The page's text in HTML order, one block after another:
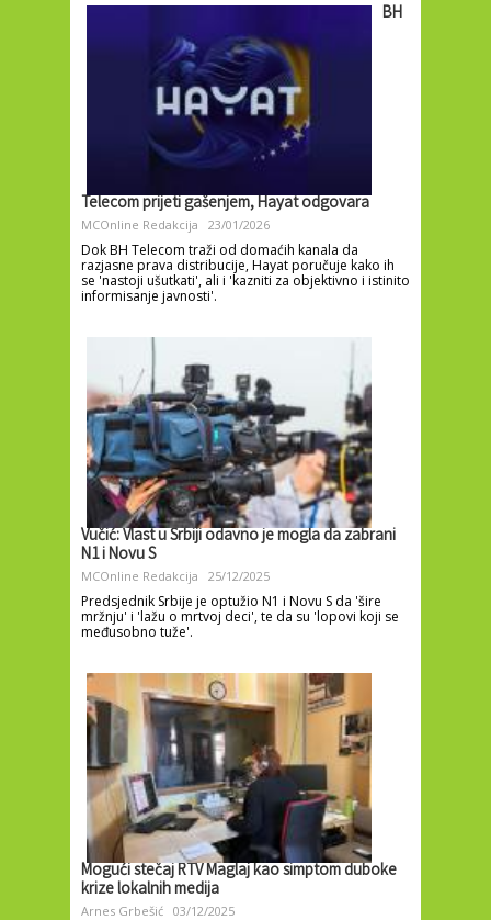
BH
Telecom prijeti gašenjem, Hayat odgovara
MCOnline Redakcija 23/01/2026
Dok BH Telecom traži od domaćih kanala da
razjasne prava distribucije, Hayat poručuje kako ih
se 'nastoji ušutkati', ali i 'kazniti za objektivno i istinito
informisanje javnosti'.
Vučić: Vlast u Srbiji odavno je mogla da zabrani
N1 i Novu S
MCOnline Redakcija 25/12/2025
Predsjednik Srbije je optužio N1 i Novu S da 'šire
mržnju' i 'lažu o mrtvoj deci', te da su 'lopovi koji se
međusobno tuže'.
Mogući stečaj RTV Maglaj kao simptom duboke
krize lokalnih medija
Arnes Grbešić 03/12/2025